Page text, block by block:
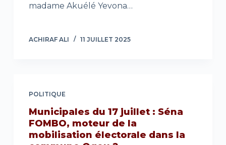
madame Akuélé Yevona…
ACHIRAF ALI 11 JUILLET 2025
POLITIQUE
Municipales du 17 juillet : Séna
FOMBO, moteur de la
mobilisation électorale dans la